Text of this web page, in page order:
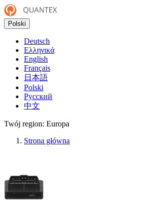
Polski
Deutsch
Ελληνικά
English
Français
日本語
Polski
Русский
中文
Twój region: Europa
Strona główna